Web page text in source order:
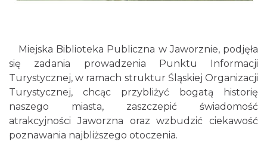
Miejska Biblioteka Publiczna w Jaworznie, podjęła
się zadania prowadzenia Punktu Informacji
Turystycznej, w ramach struktur Śląskiej Organizacji
Turystycznej, chcąc przybliżyć bogatą historię
naszego miasta, zaszczepić świadomość
atrakcyjności Jaworzna oraz wzbudzić ciekawość
poznawania najbliższego otoczenia.